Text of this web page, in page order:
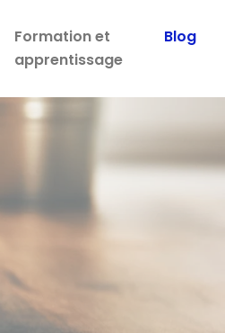
Formation et
apprentissage
Blog